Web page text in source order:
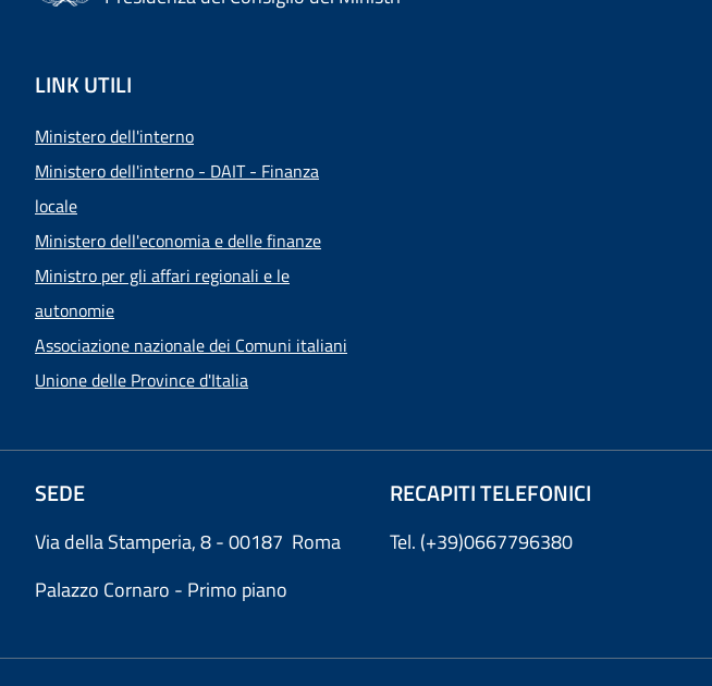
LINK UTILI
Ministero dell'interno
Ministero dell'interno - DAIT - Finanza
locale
Ministero dell'economia e delle finanze
Ministro per gli affari regionali e le
autonomie
Associazione nazionale dei Comuni italiani
Unione delle Province d'Italia
SEDE
Via della Stamperia, 8 - 00187 Roma
Palazzo Cornaro - Primo piano
RECAPITI TELEFONICI
Tel. (+39)0667796380